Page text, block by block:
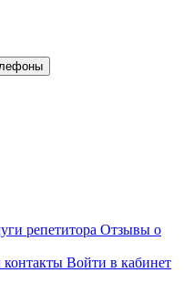
репетитора Отзывы о
Войти в кабинет